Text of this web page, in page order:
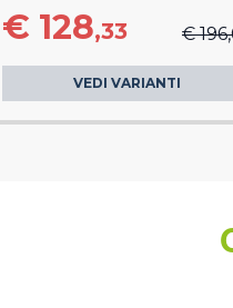
€ 128,33 €
VEDI VARIANTI